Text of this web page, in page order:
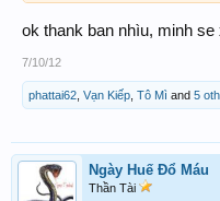
ok thank ban nhìu, minh
7/10/12
phattai62 Vạn Kiếp Tô Mì and 5
Ngày Huế Đổ Máu
Thần Tài